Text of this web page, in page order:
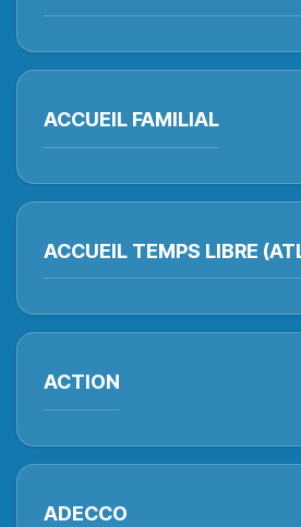
ACCUEIL FAMILIAL
ACCUEIL TEMPS LIBRE
ACTION
ADECCO